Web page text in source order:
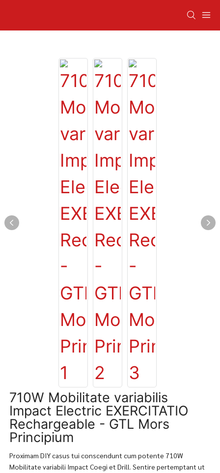
710W Mobilitate variabilis
Impact Electric EXERCITATIO
Rechargeable - GTL Mors
Principium
Proximam DIY casus tui conscendunt cum potente 710W
Mobilitate variabili Impact Coegi et Drill. Sentire pertemptant ut